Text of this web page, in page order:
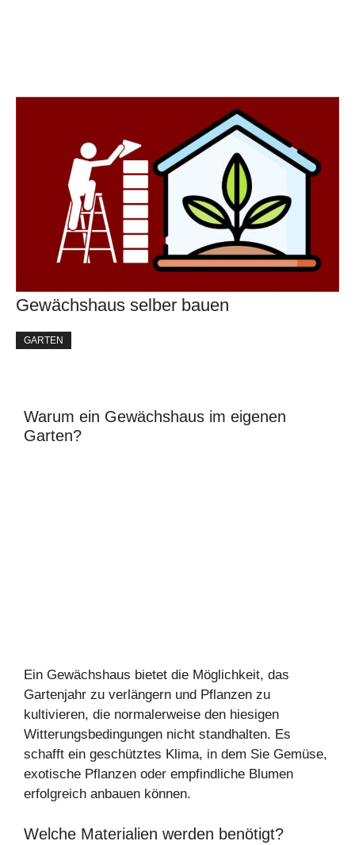
Gewächshaus selber bauen
GARTEN
Warum ein Gewächshaus im eigenen
Garten?
Ein Gewächshaus bietet die Möglichkeit, das
Gartenjahr zu verlängern und Pflanzen zu
kultivieren, die normalerweise den hiesigen
Witterungsbedingungen nicht standhalten. Es
schafft ein geschütztes Klima, in dem Sie Gemüse,
exotische Pflanzen oder empfindliche Blumen
erfolgreich anbauen können.
Welche Materialien werden benötigt?